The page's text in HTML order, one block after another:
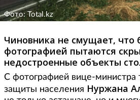
Фото: Total.kz
Чиновника не смущает, что
фотографией пытаются
недостроенные объекты
С фотографией вице-министра
защиты населения Нуржана